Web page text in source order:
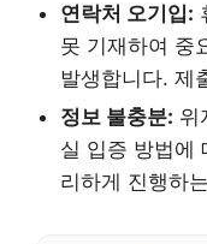
연락처 오기입:
못 기재하여 중
발생합니다. 제
정보 불충분: 위
실 입증 방법에
리하게 진행하